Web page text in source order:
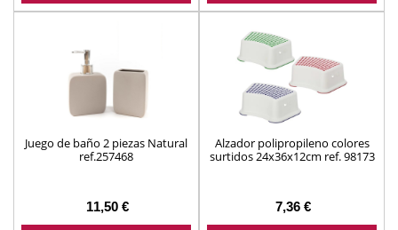
Juego de baño 2 piezas Natural
ref.257468
11,50 €
Alzador polipropileno colores
surtidos 24x36x12cm ref. 98173
7,36 €